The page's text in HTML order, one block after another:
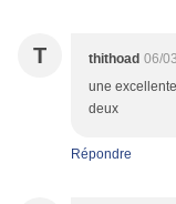
T thithoad 06/
une
deux
Répondre